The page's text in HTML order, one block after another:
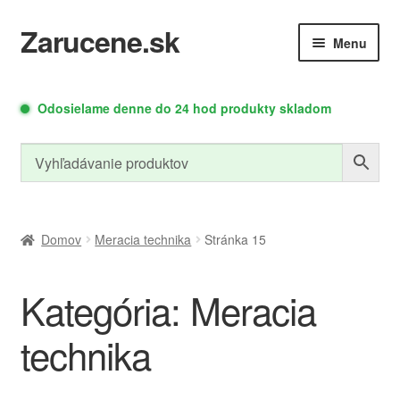
Preskočiť
na
Preskočiť
na
Zarucene.sk Menu
Autodoplnky
podradené
menu
Meracia
Technika
menu
Led osvetlenie
podradené
Odosielame denne do 24 hod produkty skladom
Domov Meracia technika Stránka 15
Kategória: Meracia
technika